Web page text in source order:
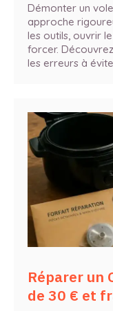
Démonter un
approche
les outils, ouvrir
forcer.
les erreurs à
Réparer un
de 30 € et